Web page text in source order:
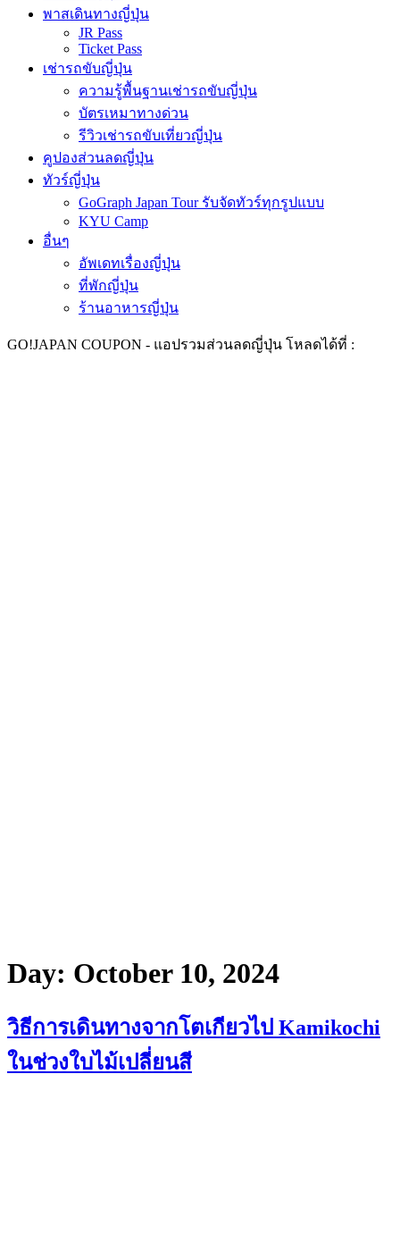
พาสเดินทางญี่ปุ่น
JR Pass
Ticket Pass
เช่ารถขับญี่ปุ่น
ความรู้พื้นฐานเช่ารถขับญี่ปุ่น
บัตรเหมาทางด่วน
รีวิวเช่ารถขับเที่ยวญี่ปุ่น
คูปองส่วนลดญี่ปุ่น
ทัวร์ญี่ปุ่น
GoGraph Japan Tour รับจัดทัวร์ทุกรูปแบบ
KYU Camp
อื่นๆ
อัพเดทเรื่องญี่ปุ่น
ที่พักญี่ปุ่น
ร้านอาหารญี่ปุ่น
GO!JAPAN COUPON - แอปรวมส่วนลดญี่ปุ่น ​ โหลดได้ที่ :
Day: October 10, 2024
วิธีการเดินทางจากโตเกียวไป Kamikochi
ในช่วงใบไม้เปลี่ยนสี